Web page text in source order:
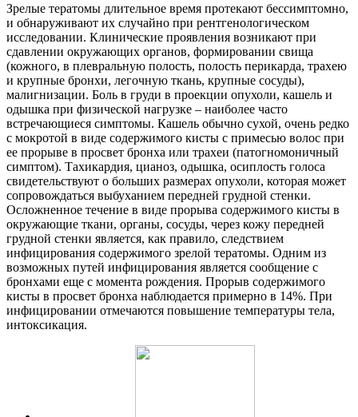
Зрелые тератомы длительное время протекают бессимптомно,
и обнаруживают их случайно при рентгенологическом
исследовании. Клинические проявления возникают при
сдавлении окружающих органов, формировании свища
(кожного, в плевральную полость, полость перикарда, трахею
и крупные бронхи, легочную ткань, крупные сосуды),
малигнизации. Боль в груди в проекции опухоли, кашель и
одышка при физической нагрузке – наиболее часто
встречающиеся симптомы. Кашель обычно сухой, очень редко
с мокротой в виде содержимого кисты с примесью волос при
ее прорыве в просвет бронха или трахеи (патогномоничный
симптом). Тахикардия, цианоз, одышка, осиплость голоса
свидетельствуют о больших размерах опухоли, которая может
сопровождаться выбуханием передней грудной стенки.
Осложненное течение в виде прорыва содержимого кисты в
окружающие ткани, органы, сосуды, через кожу передней
грудной стенки является, как правило, следствием
инфицирования содержимого зрелой тератомы. Одним из
возможных путей инфицирования является сообщение с
бронхами еще с момента рождения. Прорыв содержимого
кисты в просвет бронха наблюдается примерно в 14%. При
инфицировании отмечаются повышение температуры тела,
интоксикация.